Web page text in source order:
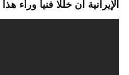
الإيرانية أن خللا فنيا وراء